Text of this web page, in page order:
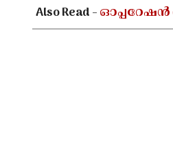
Also Read -ഓപ്പറേഷൻ